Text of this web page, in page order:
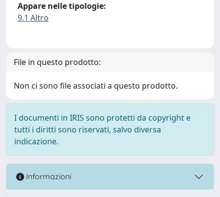
Appare nelle tipologie:
9.1 Altro
File in questo prodotto:
Non ci sono file associati a questo prodotto.
I documenti in IRIS sono protetti da copyright e
tutti i diritti sono riservati, salvo diversa
indicazione.
Informazioni